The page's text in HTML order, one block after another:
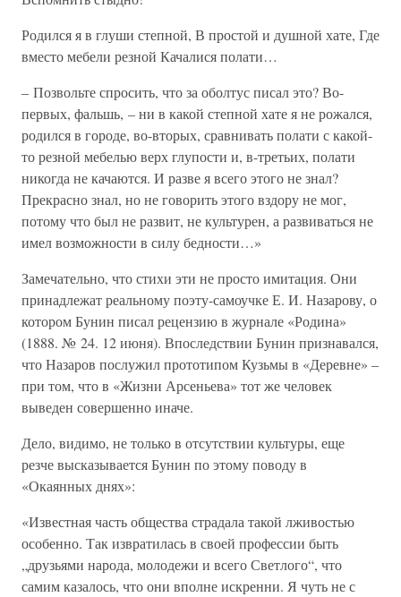
Родился я в глуши степной, В простой и душной хате, Где
вместо мебели резной Качалися полати…
– Позвольте спросить, что за оболтус писал это? Во-
первых, фальшь, – ни в какой степной хате я не рожался,
родился в городе, во-вторых, сравнивать полати с какой-
то резной мебелью верх глупости и, в-третьих, полати
никогда не качаются. И разве я всего этого не знал?
Прекрасно знал, но не говорить этого вздору не мог,
потому что был не развит, не культурен, а развиваться не
имел возможности в силу бедности…»
Замечательно, что стихи эти не просто имитация. Они
принадлежат реальному поэту-самоучке Е. И. Назарову, о
котором Бунин писал рецензию в журнале «Родина»
(1888. № 24. 12 июня). Впоследствии Бунин признавался,
что Назаров послужил прототипом Кузьмы в «Деревне» –
при том, что в «Жизни Арсеньева» тот же человек
выведен совершенно иначе.
Дело, видимо, не только в отсутствии культуры, еще
резче высказывается Бунин по этому поводу в
«Окаянных днях»:
«Известная часть общества страдала такой лживостью
особенно. Так извратилась в своей профессии быть
„друзьями народа, молодежи и всего Светлого“, что
самим казалось, что они вполне искренни. Я чуть не с